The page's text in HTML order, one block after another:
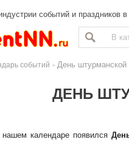
событий и праздников в
событий - День
ДЕНЬ
календаре появился